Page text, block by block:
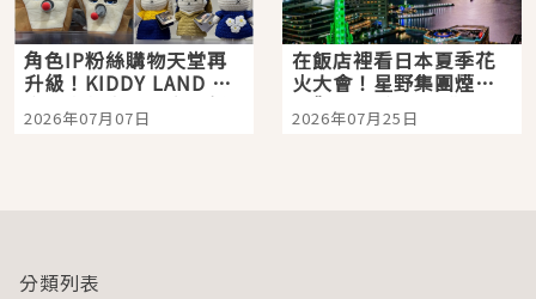
角色IP粉絲購物天堂再
升級！KIDDY LAND 原
宿店吉伊卡哇迎客，新
開幕 OMOKADO 店3分
2026年07月07日
在飯店裡看日本夏季花
火大會！星野集團煙火
景觀飯店6選，讓你不用
人擠人悠閒欣賞
2026年07月25日
分類列表